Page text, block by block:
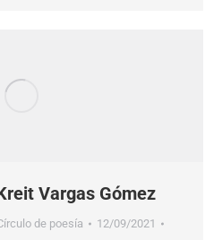
Vargas Gómez
de poesía
12/09/2021